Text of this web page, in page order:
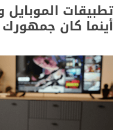
أينما كان جمهورك